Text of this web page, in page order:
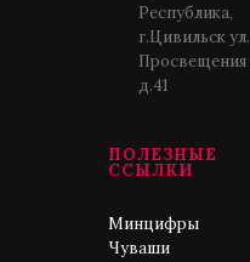
Республика,
г.Цивильск ул.
Просвещения
д.41
ПОЛЕЗНЫЕ
ССЫЛКИ
Минцифры
Чуваши